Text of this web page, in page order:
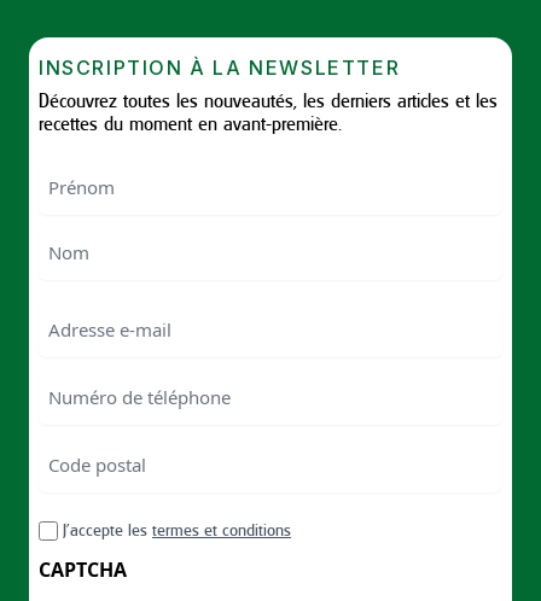
INSCRIPTION À LA NEWSLETTER
Découvrez toutes les nouveautés, les derniers articles et les
recettes du moment en avant-première.
de
postal
postal
RGPDJ’accepte les termes et conditions
CAPTCHA